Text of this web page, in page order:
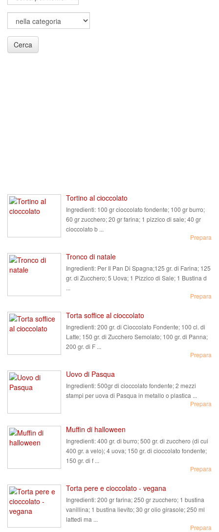
Cerca
Tortino al cioccolato
Ingredienti: 100 gr cioccolato fondente; 100 gr burro;
60 gr zucchero; 20 gr farina; 1 pizzico di sale; 40 gr
cioccolato b ...
Prepara
Tronco di natale
Ingredienti: Per Il Pan Di Spagna;125 gr. di Farina; 125
gr. di Zucchero; 5 Uova; 1 Pizzico di Sale; 1 Bustina d
...
Prepara
Torta soffice al cioccolato
Ingredienti:200 gr. di Cioccolato Fondente; 100 cl. di
Latte; 150 gr. di Zucchero Semolato; 100 gr. di Panna;
200 gr. di F ...
Prepara
Uovo di Pasqua
Ingredienti:500gr di cioccolato fondente; 2 mezzi
stampi per uova di Pasqua in metallo o plastica ...
Prepara
Muffin di halloween
Ingredienti:400 gr. di burro; 500 gr. di zucchero (di cui
400 gr. a velo); 4 uova; 150 gr. di cioccolato fondente;
150 gr. di f ...
Prepara
Torta pere e cioccolato - vegana
Ingredienti:200 gr farina; 250 gr zucchero; 1 bustina
vanillina; 1 bustina lievito; 30 gr olio girasole; 250 ml
lattedi ma ...
Prepara